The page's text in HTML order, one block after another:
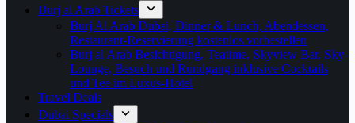
Burj al Arab Tickets
Burj Al Arab Dubai, Dinner & Lunch, Abendessen,
Restaurant-Reservierung kostenlos vorbestellen
Burj al Arab Besichtigung, Teatime, Skyview Bar, Sky-
Lounge, Besuch und Rundgang inklusive Cocktails
und Tee im Luxus-Hotel
Travel Deals
Dubai Specials